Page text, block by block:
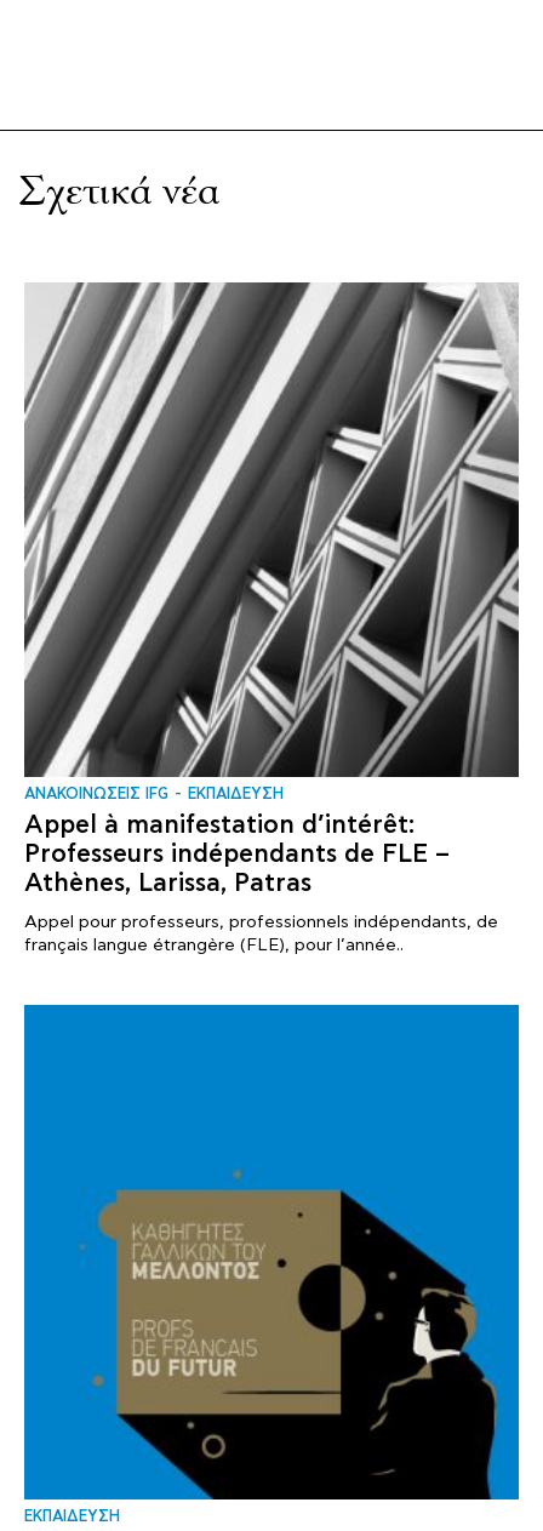
Σχετικά νέα
ΑΝΑΚΟΙΝΩΣΕΙΣ IFG ΕΚΠΑΙΔΕΥΣΗ
Appel à manifestation d’intérêt:
Professeurs indépendants de FLE –
Athènes, Larissa, Patras
Appel pour professeurs, professionnels indépendants, de
français langue étrangère (FLE), pour l’année..
ΕΚΠΑΙΔΕΥΣΗ